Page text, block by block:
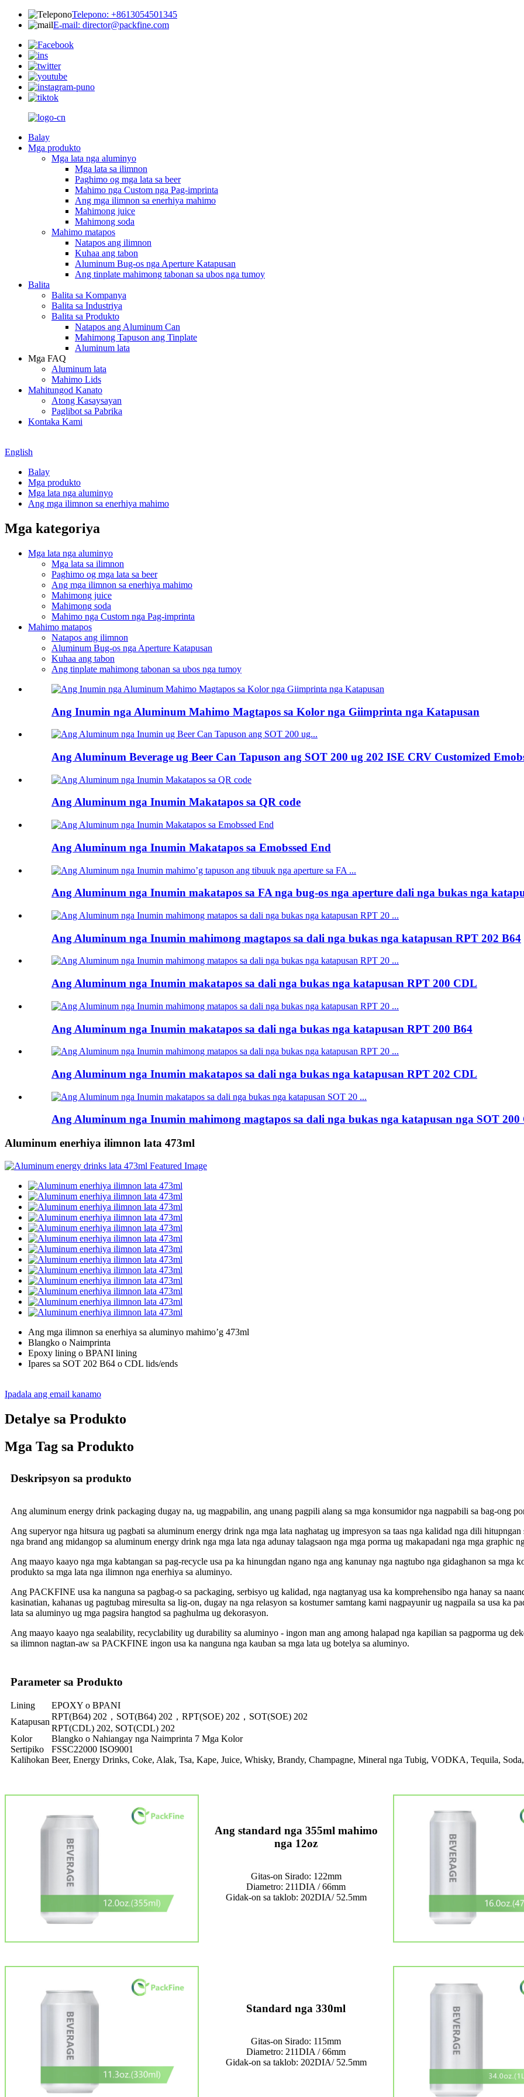
Telepono: +8613054501345
E-mail: director@packfine.com
Balay
Mga produkto
Mga lata nga aluminyo
Mga lata sa ilimnon
Paghimo og mga lata sa beer
Mahimo nga Custom nga Pag-imprinta
Ang mga ilimnon sa enerhiya mahimo
Mahimong juice
Mahimong soda
Mahimo matapos
Natapos ang ilimnon
Kuhaa ang tabon
Aluminum Bug-os nga Aperture Katapusan
Ang tinplate mahimong tabonan sa ubos nga tumoy
Balita
Balita sa Kompanya
Balita sa Industriya
Balita sa Produkto
Natapos ang Aluminum Can
Mahimong Tapuson ang Tinplate
Aluminum lata
Mga FAQ
Aluminum lata
Mahimo Lids
Mahitungod Kanato
Atong Kasaysayan
Paglibot sa Pabrika
Kontaka Kami
English
Balay
Mga produkto
Mga lata nga aluminyo
Ang mga ilimnon sa enerhiya mahimo
Mga kategoriya
Mga lata nga aluminyo
Mga lata sa ilimnon
Paghimo og mga lata sa beer
Ang mga ilimnon sa enerhiya mahimo
Mahimong juice
Mahimong soda
Mahimo nga Custom nga Pag-imprinta
Mahimo matapos
Natapos ang ilimnon
Aluminum Bug-os nga Aperture Katapusan
Kuhaa ang tabon
Ang tinplate mahimong tabonan sa ubos nga tumoy
Ang Inumin nga Aluminum Mahimo Magtapos sa Kolor nga Giimprinta nga Katapusan
Ang Aluminum Beverage ug Beer Can Tapuson ang SOT 200 ug 202 ISE CRV Customized
Ang Aluminum nga Inumin Makatapos sa QR code
Ang Aluminum nga Inumin Makatapos sa Emobssed End
Ang Aluminum nga Inumin makatapos sa FA nga bug-os nga aperture dali nga bukas nga
Ang Aluminum nga Inumin mahimong magtapos sa dali nga bukas nga katapusan RPT 202 B64
Ang Aluminum nga Inumin makatapos sa dali nga bukas nga katapusan RPT 200 CDL
Ang Aluminum nga Inumin makatapos sa dali nga bukas nga katapusan RPT 200 B64
Ang Aluminum nga Inumin makatapos sa dali nga bukas nga katapusan RPT 202 CDL
Ang Aluminum nga Inumin mahimong magtapos sa dali nga bukas nga katapusan nga SOT 200
Aluminum enerhiya ilimnon lata 473ml
Ang mga ilimnon sa enerhiya sa aluminyo mahimo’g 473ml
Blangko o Naimprinta
Epoxy lining o BPANI lining
Ipares sa SOT 202 B64 o CDL lids/ends
Ipadala ang email kanamo
Detalye sa Produkto
Mga Tag sa Produkto
Deskripsyon sa produkto
Ang aluminum energy drink packaging dugay na, ug magpabilin, ang unang pagpili alang sa mga konsumidor nga nagpabili sa bag-ong
Ang superyor nga hitsura ug pagbati sa aluminum energy drink nga mga lata naghatag ug impresyon sa taas nga kalidad nga dili
nga brand ang midangop sa aluminum energy drink nga mga lata nga adunay talagsaon nga mga porma ug makapadani nga mga graphic
Ang maayo kaayo nga mga kabtangan sa pag-recycle usa pa ka hinungdan ngano nga ang kanunay nga nagtubo nga gidaghanon sa mga
produkto sa mga lata nga ilimnon nga enerhiya sa aluminyo.
Ang PACKFINE usa ka nanguna sa pagbag-o sa packaging, serbisyo ug kalidad, nga nagtanyag usa ka komprehensibo nga hanay sa
kasinatian, kahanas ug pagtubag miresulta sa lig-on, dugay na nga relasyon sa kostumer samtang kami nagpayunir ug nagpaila sa usa ka
lata sa aluminyo ug mga pagsira hangtod sa paghulma ug dekorasyon.
Ang maayo kaayo nga sealability, recyclability ug durability sa aluminyo - ingon man ang among halapad nga kapilian sa pagporma ug
sa ilimnon nagtan-aw sa PACKFINE ingon usa ka nanguna nga kauban sa mga lata ug botelya sa aluminyo.
Parameter sa Produkto
Lining
EPOXY o BPANI
Katapusan
RPT(B64) 202，SOT(B64) 202，RPT(SOE) 202，SOT(SOE) 202
RPT(CDL) 202, SOT(CDL) 202
Kolor
Blangko o Nahiangay nga Naimprinta 7 Mga Kolor
Sertipiko
FSSC22000 ISO9001
Kalihokan Beer, Energy Drinks, Coke, Alak, Tsa, Kape, Juice, Whisky, Brandy, Champagne, Mineral nga Tubig, VODKA, Tequila,
Ang standard nga 355ml mahimo
nga 12oz
Gitas-on Sirado: 122mm
Diametro: 211DIA / 66mm
Gidak-on sa taklob: 202DIA/ 52.5mm
Standard nga 330ml
Gitas-on Sirado: 115mm
Diametro: 211DIA / 66mm
Gidak-on sa taklob: 202DIA/ 52.5mm